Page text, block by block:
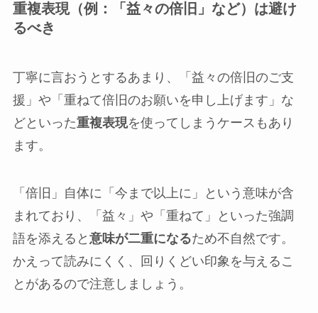
重複表現（例：「益々の倍旧」など）は避け
るべき
丁寧に言おうとするあまり、「益々の倍旧のご支
援」や「重ねて倍旧のお願いを申し上げます」な
どといった重複表現を使ってしまうケースもあり
ます。
「倍旧」自体に「今まで以上に」という意味が含
まれており、「益々」や「重ねて」といった強調
語を添えると 意味が二重になるため不自然です。
かえって読みにくく、回りくどい印象を与えるこ
とがあるので注意しましょう。